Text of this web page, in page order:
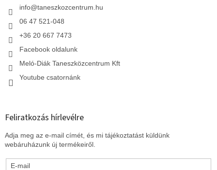
info@taneszkozcentrum.hu
06 47 521-048
+36 20 667 7473
Facebook oldalunk
Meló-Diák Taneszközcentrum Kft
Youtube csatornánk
Feliratkozás hírlevélre
Adja meg az e-mail címét, és mi tájékoztatást küldünk
webáruházunk új termékeiről.
E-mail